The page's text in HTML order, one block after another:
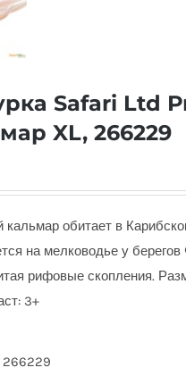
Safari Ltd
XL, 266229
обитает в
на мелководье у
рифовые скопления.
3+
266229